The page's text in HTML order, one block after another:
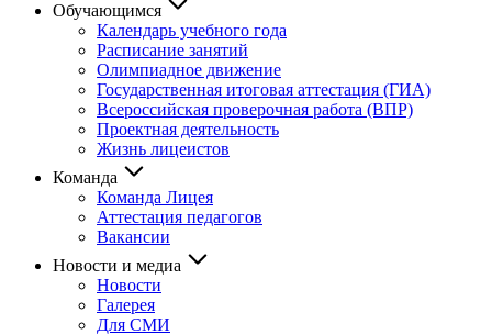
Обучающимся
Календарь учебного года
Расписание занятий
Олимпиадное движение
Государственная итоговая аттестация (ГИА)
Всероссийская проверочная работа (ВПР)
Проектная деятельность
Жизнь лицеистов
Команда
Команда Лицея
Аттестация педагогов
Вакансии
Новости и медиа
Новости
Галерея
Для СМИ